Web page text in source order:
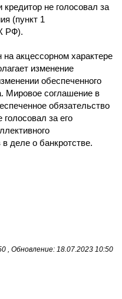
не голосовал за
(пункт 1
РФ).
акцессорном характере
изменение
обеспеченного
Мировое соглашение в
обязательство
за его
деле о банкротстве.
, Обновление: 18.07.2023 10:50